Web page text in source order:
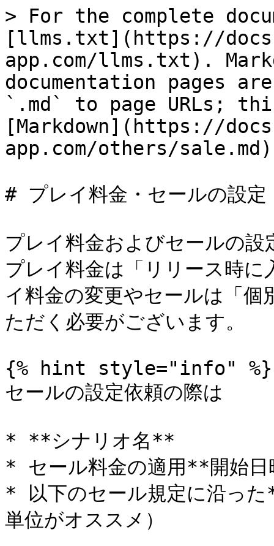
> For the complete
[llms.txt](https://
app.com/llms.txt).
documentation pages
`.md` to page URLs;
[Markdown](https://
app.com/others/
# プレイ料金・セールの設定
プレイ料金およびセールの
プレイ料金は「リリース時
イ料金の変更やセールは「
ただく必要がございます。
{% hint style="info" %}
セールの設定依頼の際は
* **シナリオ名**
* セール料金の適用**開始
* 以下のセール規定に沿っ
単位がオススメ）